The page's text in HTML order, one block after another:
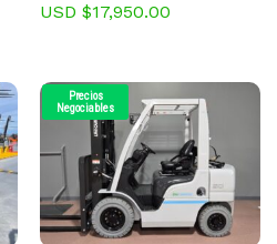
USD $17,950.00
Precios
Negociables